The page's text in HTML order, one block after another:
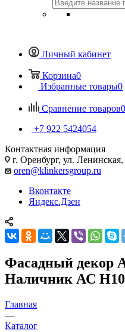
Личный кабинет
Корзина0
Избранные товары0
Сравнение товаров0
+7 922 5424054
Контактная информация
г. Оренбург, ул. Ленинская,
oren@klinkersgroup.ru
Вконтакте
Яндекс.Дзен
Фасадный декор
Наличник АС
Главная
—
Каталог